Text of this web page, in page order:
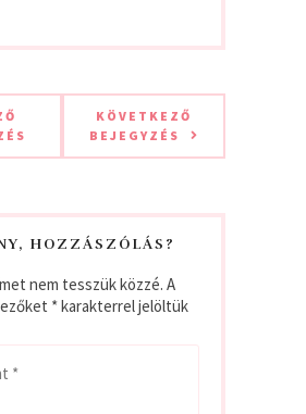
KÖVETKEZŐ
BEJEGYZÉS
HOZZÁSZÓLÁS?
nem tesszük közzé. A
*karakterrel jelöltük